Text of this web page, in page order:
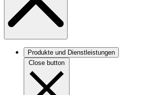
Produkte und Dienstleistungen
Close button